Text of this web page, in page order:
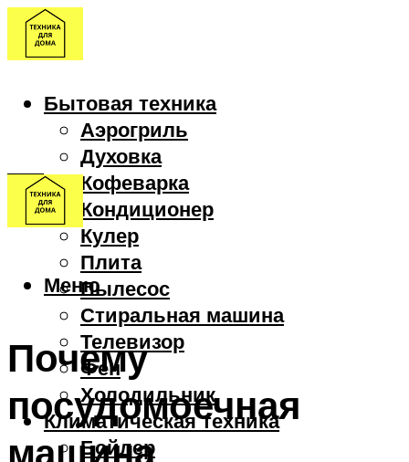
Бытовая техника
Аэрогриль
Духовка
Кофеварка
Кондиционер
Кулер
Плита
Пылесос
Стиральная машина
Телевизор
Фен
Холодильник
Климатическая техника
Бойлер
Меню
Почему
посудомоечная
машина